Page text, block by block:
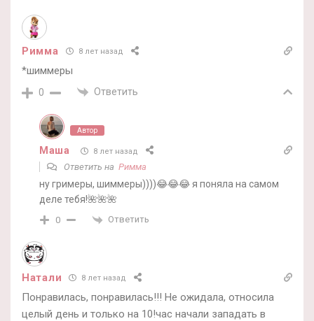
Римма 8 лет назад
*шиммеры
0 Ответить
Автор
Маша 8 лет назад
Ответить на Римма
ну гримеры, шиммеры))))😂😂😂 я поняла на самом
деле тебя!🌺🌺🌺
0 Ответить
Натали 8 лет назад
Понравилась, понравилась!!! Не ожидала, относила
целый день и только на 10!час начали западать в